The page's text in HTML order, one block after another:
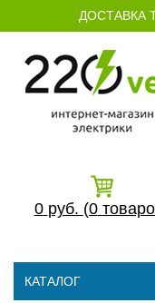
ДОСТАВКА
0 руб. (0
КАТАЛОГ